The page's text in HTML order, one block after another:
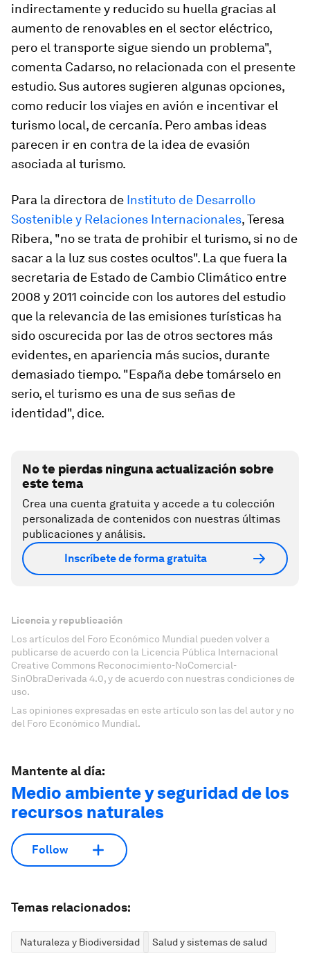
indirectamente y reducido su huella gracias al
aumento de renovables en el sector eléctrico,
pero el transporte sigue siendo un problema",
comenta Cadarso, no relacionada con el presente
estudio. Sus autores sugieren algunas opciones,
como reducir los viajes en avión e incentivar el
turismo local, de cercanía. Pero ambas ideas
parecen ir en contra de la idea de evasión
asociada al turismo.
Para la directora de Instituto de Desarrollo
Sostenible y Relaciones Internacionales, Teresa
Ribera, "no se trata de prohibir el turismo, si no de
sacar a la luz sus costes ocultos". La que fuera la
secretaria de Estado de Cambio Climático entre
2008 y 2011 coincide con los autores del estudio
que la relevancia de las emisiones turísticas ha
sido oscurecida por las de otros sectores más
evidentes, en apariencia más sucios, durante
demasiado tiempo. "España debe tomárselo en
serio, el turismo es una de sus señas de
identidad", dice.
No te pierdas ninguna actualización sobre
este tema
Crea una cuenta gratuita y accede a tu colección
personalizada de contenidos con nuestras últimas
publicaciones y análisis.
Inscríbete de forma gratuita
Licencia y republicación
Los artículos del Foro Económico Mundial pueden volver a
publicarse de acuerdo con la Licencia Pública Internacional
Creative Commons Reconocimiento-NoComercial-
SinObraDerivada 4.0, y de acuerdo con nuestras condiciones de
uso.
Las opiniones expresadas en este artículo son las del autor y no
del Foro Económico Mundial.
Mantente al día:
Medio ambiente y seguridad de los
recursos naturales
Follow
Temas relacionados:
Naturaleza y Biodiversidad Salud y sistemas de salud